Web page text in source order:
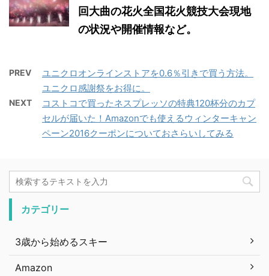
回大曲の花火全国花火競技大会現地
の状況や開催情報など。
PREV
ユニクロオンラインストアを0.6％引きで買う方法。
ユニクロ感謝祭をお得に。
NEXT
コストコで買ったネスプレッソの特典120杯分のカプ
セルが届いた！Amazonでも使えるウィンターキャン
ペーン2016クーポンについておさらいしてみる
カテゴリー
3歳から始めるスキー
Amazon